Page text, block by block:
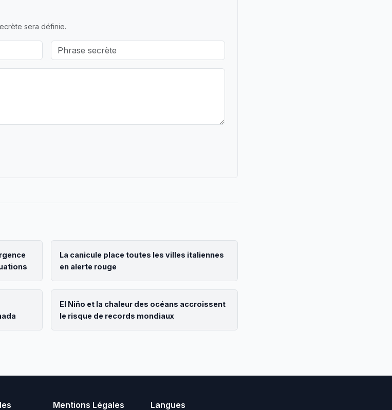
sera définie.
La canicule place toutes les villes italiennes
en alerte rouge
El Niño et la chaleur des océans accroissent
le risque de records mondiaux
Mentions Légales Langues